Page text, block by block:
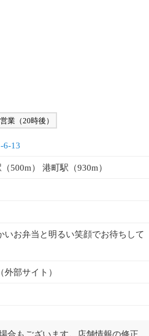
業（20時後）
6-13
500m） 港町駅（930m）
いお弁当と明るい笑顔でお待ちして
（外部サイト）
合もございます。店舗情報の修正